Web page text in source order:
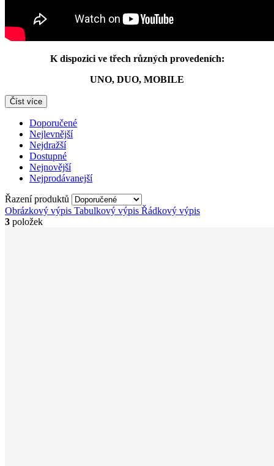
K dispozici ve třech různých provedeních:
UNO, DUO, MOBILE
Číst více
Doporučené
Nejlevnější
Nejdražší
Dostupné
Nejnovější
Nejprodávanejší
Řazení produktů
Obrázkový výpis Tabulkový výpis Řádkový výpis
3 položek